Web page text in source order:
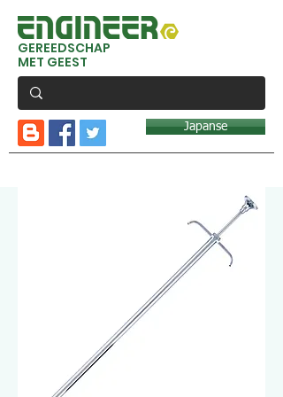
GEREEDSCHAP
MET GEEST
Japanse